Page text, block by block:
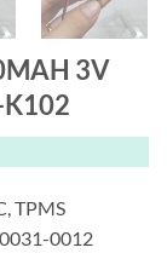
3V
TPMS
0012